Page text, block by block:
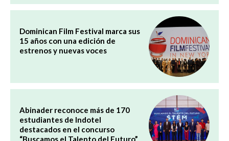
Dominican Film Festival marca sus
15 años con una edición de
estrenos y nuevas voces
Abinader reconoce más de 170
estudiantes de Indotel
destacados en el concurso
“Buscamos el Talento del Futuro”